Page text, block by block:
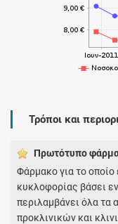
Τρόποι και
Πρωτότυπο
Φάρμακο για το οποίο
κυκλοφορίας βάσει
περιλαμβάνει όλα
προκλινικών και